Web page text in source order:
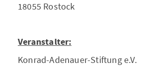
18055 Rostock
Veranstalter:
Konrad-Adenauer-Stiftung e.V.